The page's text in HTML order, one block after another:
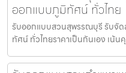
ออกแบบภูมิทัศน์ ทั่วไทย
รับออกแบบสวนสุพรรณบุรี รับจั
ทัศน์ ทั่วไทยราคาเป็นกันเอง เน้